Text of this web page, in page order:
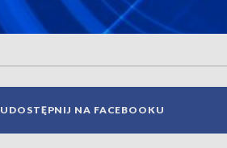
UDOSTĘPNIJ NA FACEBOOKU